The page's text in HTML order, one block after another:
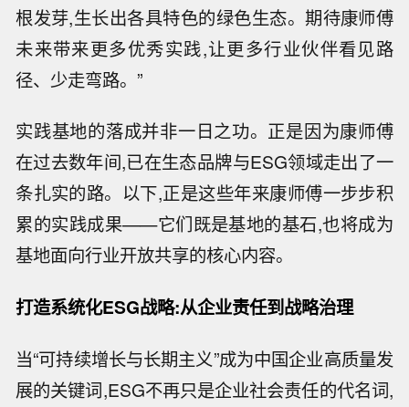
根发芽,生长出各具特色的绿色生态。期待康师傅
未来带来更多优秀实践,让更多行业伙伴看见路
径、少走弯路。”
实践基地的落成并非一日之功。正是因为康师傅
在过去数年间,已在生态品牌与ESG领域走出了一
条扎实的路。以下,正是这些年来康师傅一步步积
累的实践成果——它们既是基地的基石,也将成为
基地面向行业开放共享的核心内容。
打造系统化ESG战略:从企业责任到战略治理
当“可持续增长与长期主义”成为中国企业高质量发
展的关键词,ESG不再只是企业社会责任的代名词,